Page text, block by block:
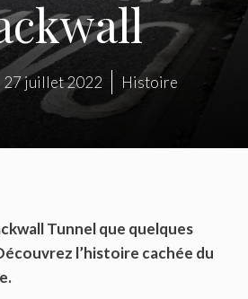
27 juillet 2022 Histoire
Tunnel que quelques
l’histoire cachée du